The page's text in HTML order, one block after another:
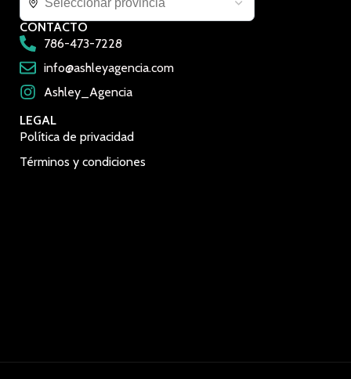
CONTACTO
786-473-7228
info@ashleyagencia.com
Ashley_Agencia
LEGAL
Política de privacidad
Términos y condiciones